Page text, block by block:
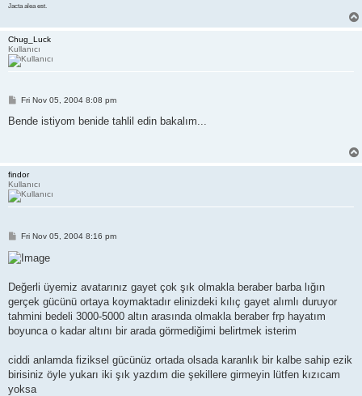
Jacta alea est.
Chug_Luck
Kullanıcı
P
s
Fri Nov 05, 2004 8:08 pm
Bende istiyom benide tahlil edin bakalım...
findor
Kullanıcı
P
s
t
Fri Nov 05, 2004 8:16 pm
Değerli üyemiz avatarınız gayet çok şık olmakla beraber barba lığın
gerçek gücünü ortaya koymaktadır elinizdeki kılıç gayet alımlı duruyor
tahmini bedeli 3000-5000 altın arasında olmakla beraber frp hayatım
boyunca o kadar altını bir arada görmediğimi belirtmek isterim
ciddi anlamda fiziksel gücünüz ortada olsada karanlık bir kalbe sahip ezik
birisiniz öyle yukarı iki şık yazdım die şekillere girmeyin lütfen kızıcam
yoksa